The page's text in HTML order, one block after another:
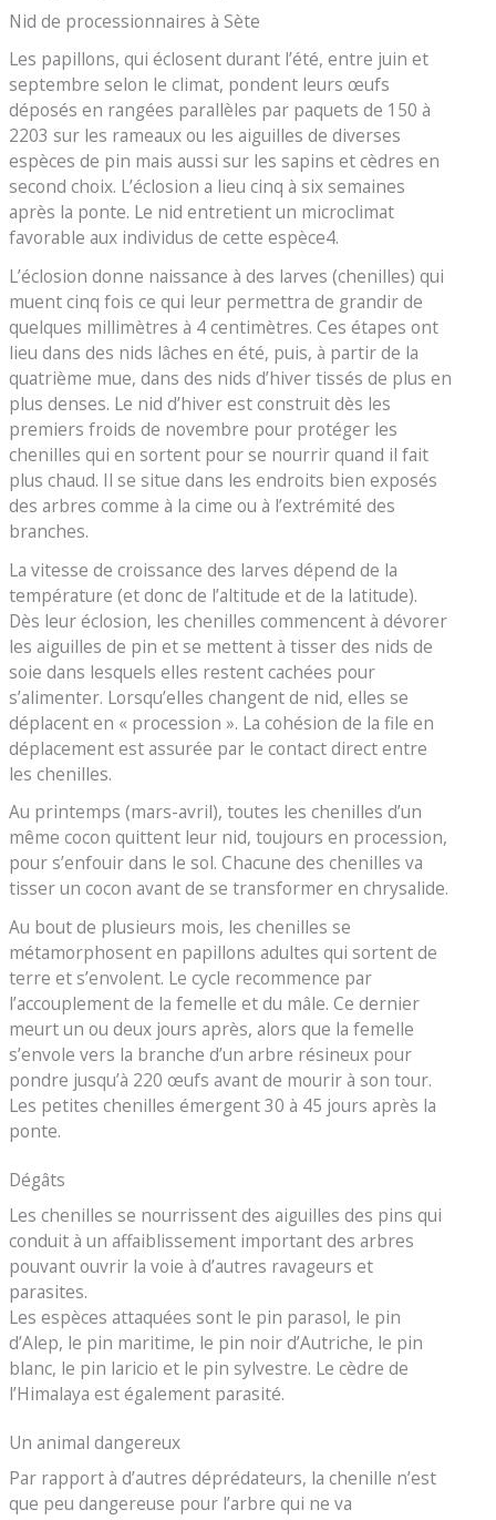
Nid de processionnaires à Sète
Les papillons, qui éclosent durant l’été, entre juin et
septembre selon le climat, pondent leurs œufs
déposés en rangées parallèles par paquets de 150 à
2203 sur les rameaux ou les aiguilles de diverses
espèces de pin mais aussi sur les sapins et cèdres en
second choix. L’éclosion a lieu cinq à six semaines
après la ponte. Le nid entretient un microclimat
favorable aux individus de cette espèce4.
L’éclosion donne naissance à des larves (chenilles) qui
muent cinq fois ce qui leur permettra de grandir de
quelques millimètres à 4 centimètres. Ces étapes ont
lieu dans des nids lâches en été, puis, à partir de la
quatrième mue, dans des nids d’hiver tissés de plus en
plus denses. Le nid d’hiver est construit dès les
premiers froids de novembre pour protéger les
chenilles qui en sortent pour se nourrir quand il fait
plus chaud. Il se situe dans les endroits bien exposés
des arbres comme à la cime ou à l’extrémité des
branches.
La vitesse de croissance des larves dépend de la
température (et donc de l’altitude et de la latitude).
Dès leur éclosion, les chenilles commencent à dévorer
les aiguilles de pin et se mettent à tisser des nids de
soie dans lesquels elles restent cachées pour
s’alimenter. Lorsqu’elles changent de nid, elles se
déplacent en « procession ». La cohésion de la file en
déplacement est assurée par le contact direct entre
les chenilles.
Au printemps (mars-avril), toutes les chenilles d’un
même cocon quittent leur nid, toujours en procession,
pour s’enfouir dans le sol. Chacune des chenilles va
tisser un cocon avant de se transformer en chrysalide.
Au bout de plusieurs mois, les chenilles se
métamorphosent en papillons adultes qui sortent de
terre et s’envolent. Le cycle recommence par
l’accouplement de la femelle et du mâle. Ce dernier
meurt un ou deux jours après, alors que la femelle
s’envole vers la branche d’un arbre résineux pour
pondre jusqu’à 220 œufs avant de mourir à son tour.
Les petites chenilles émergent 30 à 45 jours après la
ponte.
Dégâts
Les chenilles se nourrissent des aiguilles des pins qui
conduit à un affaiblissement important des arbres
pouvant ouvrir la voie à d’autres ravageurs et
parasites.
Les espèces attaquées sont le pin parasol, le pin
d’Alep, le pin maritime, le pin noir d’Autriche, le pin
blanc, le pin laricio et le pin sylvestre. Le cèdre de
l’Himalaya est également parasité.
Un animal dangereux
Par rapport à d’autres déprédateurs, la chenille n’est
que peu dangereuse pour l’arbre qui ne va